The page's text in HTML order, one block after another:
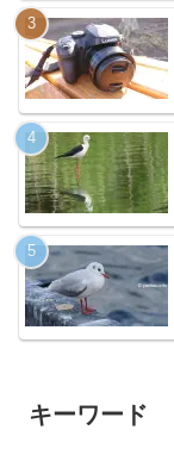
キーワード